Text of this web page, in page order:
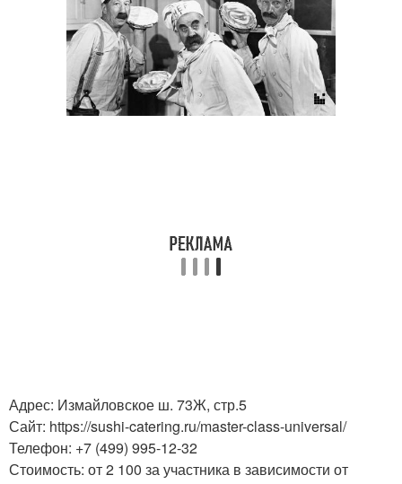
Адрес: Измайловское ш. 73Ж, стр.5
Сайт: https://sushi-catering.ru/master-class-universal/
Телефон: +7 (499) 995-12-32
Стоимость: от 2 100 за участника в зависимости от